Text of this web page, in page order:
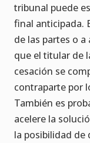
tribunal puede
final anticipada.
de las partes o
que el titular de
cesación se
contraparte por
También es
acelere la
la posibilidad de